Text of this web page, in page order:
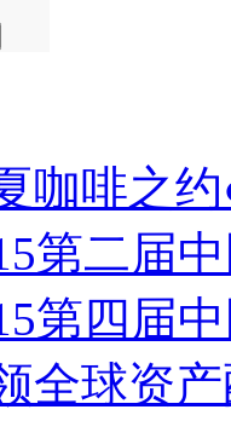
咖啡之
第二届
第四届
全球资